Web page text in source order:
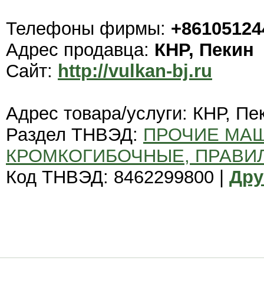
Телефоны фирмы:
Адрес продавца: КНР, Пекин
Сайт: http://vulkan-bj.ru
Адрес товара/услуги: КНР,
Раздел ТНВЭД: ПРОЧИЕ
КРОМКОГИБОЧНЫЕ,
Код ТНВЭД: 8462299800 |